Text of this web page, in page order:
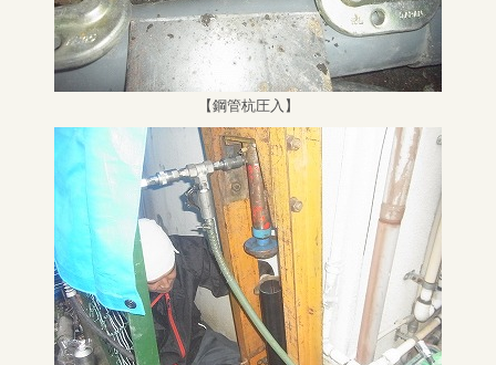
【鋼管杭圧入】